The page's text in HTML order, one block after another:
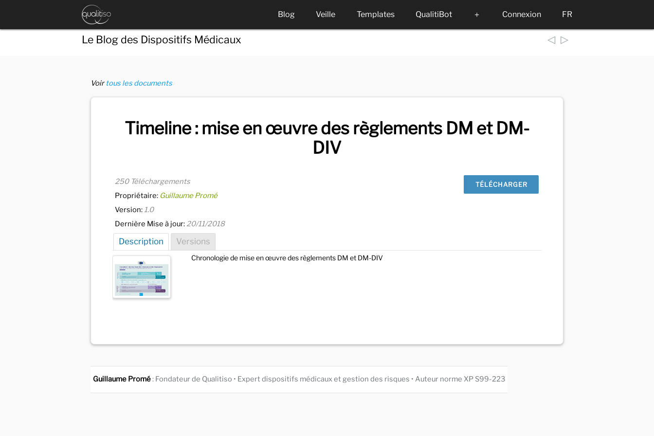
Blog Veille Templates QualitiBot ＋ Connexion FR
Le Blog des Dispositifs Médicaux ◁ ▷
Voir tous les documents
Timeline : mise en œuvre des règlements DM et DM-
DIV
TÉLÉCHARGER
250 Téléchargements
Propriétaire: Guillaume Promé
Version: 1.0
Dernière Mise à jour: 20/11/2018
Description Versions
Chronologie de mise en œuvre des règlements DM et DM-DIV
Guillaume Promé: Fondateur de Qualitiso • Expert dispositifs médicaux et gestion des risques • Auteur norme XP S99-223